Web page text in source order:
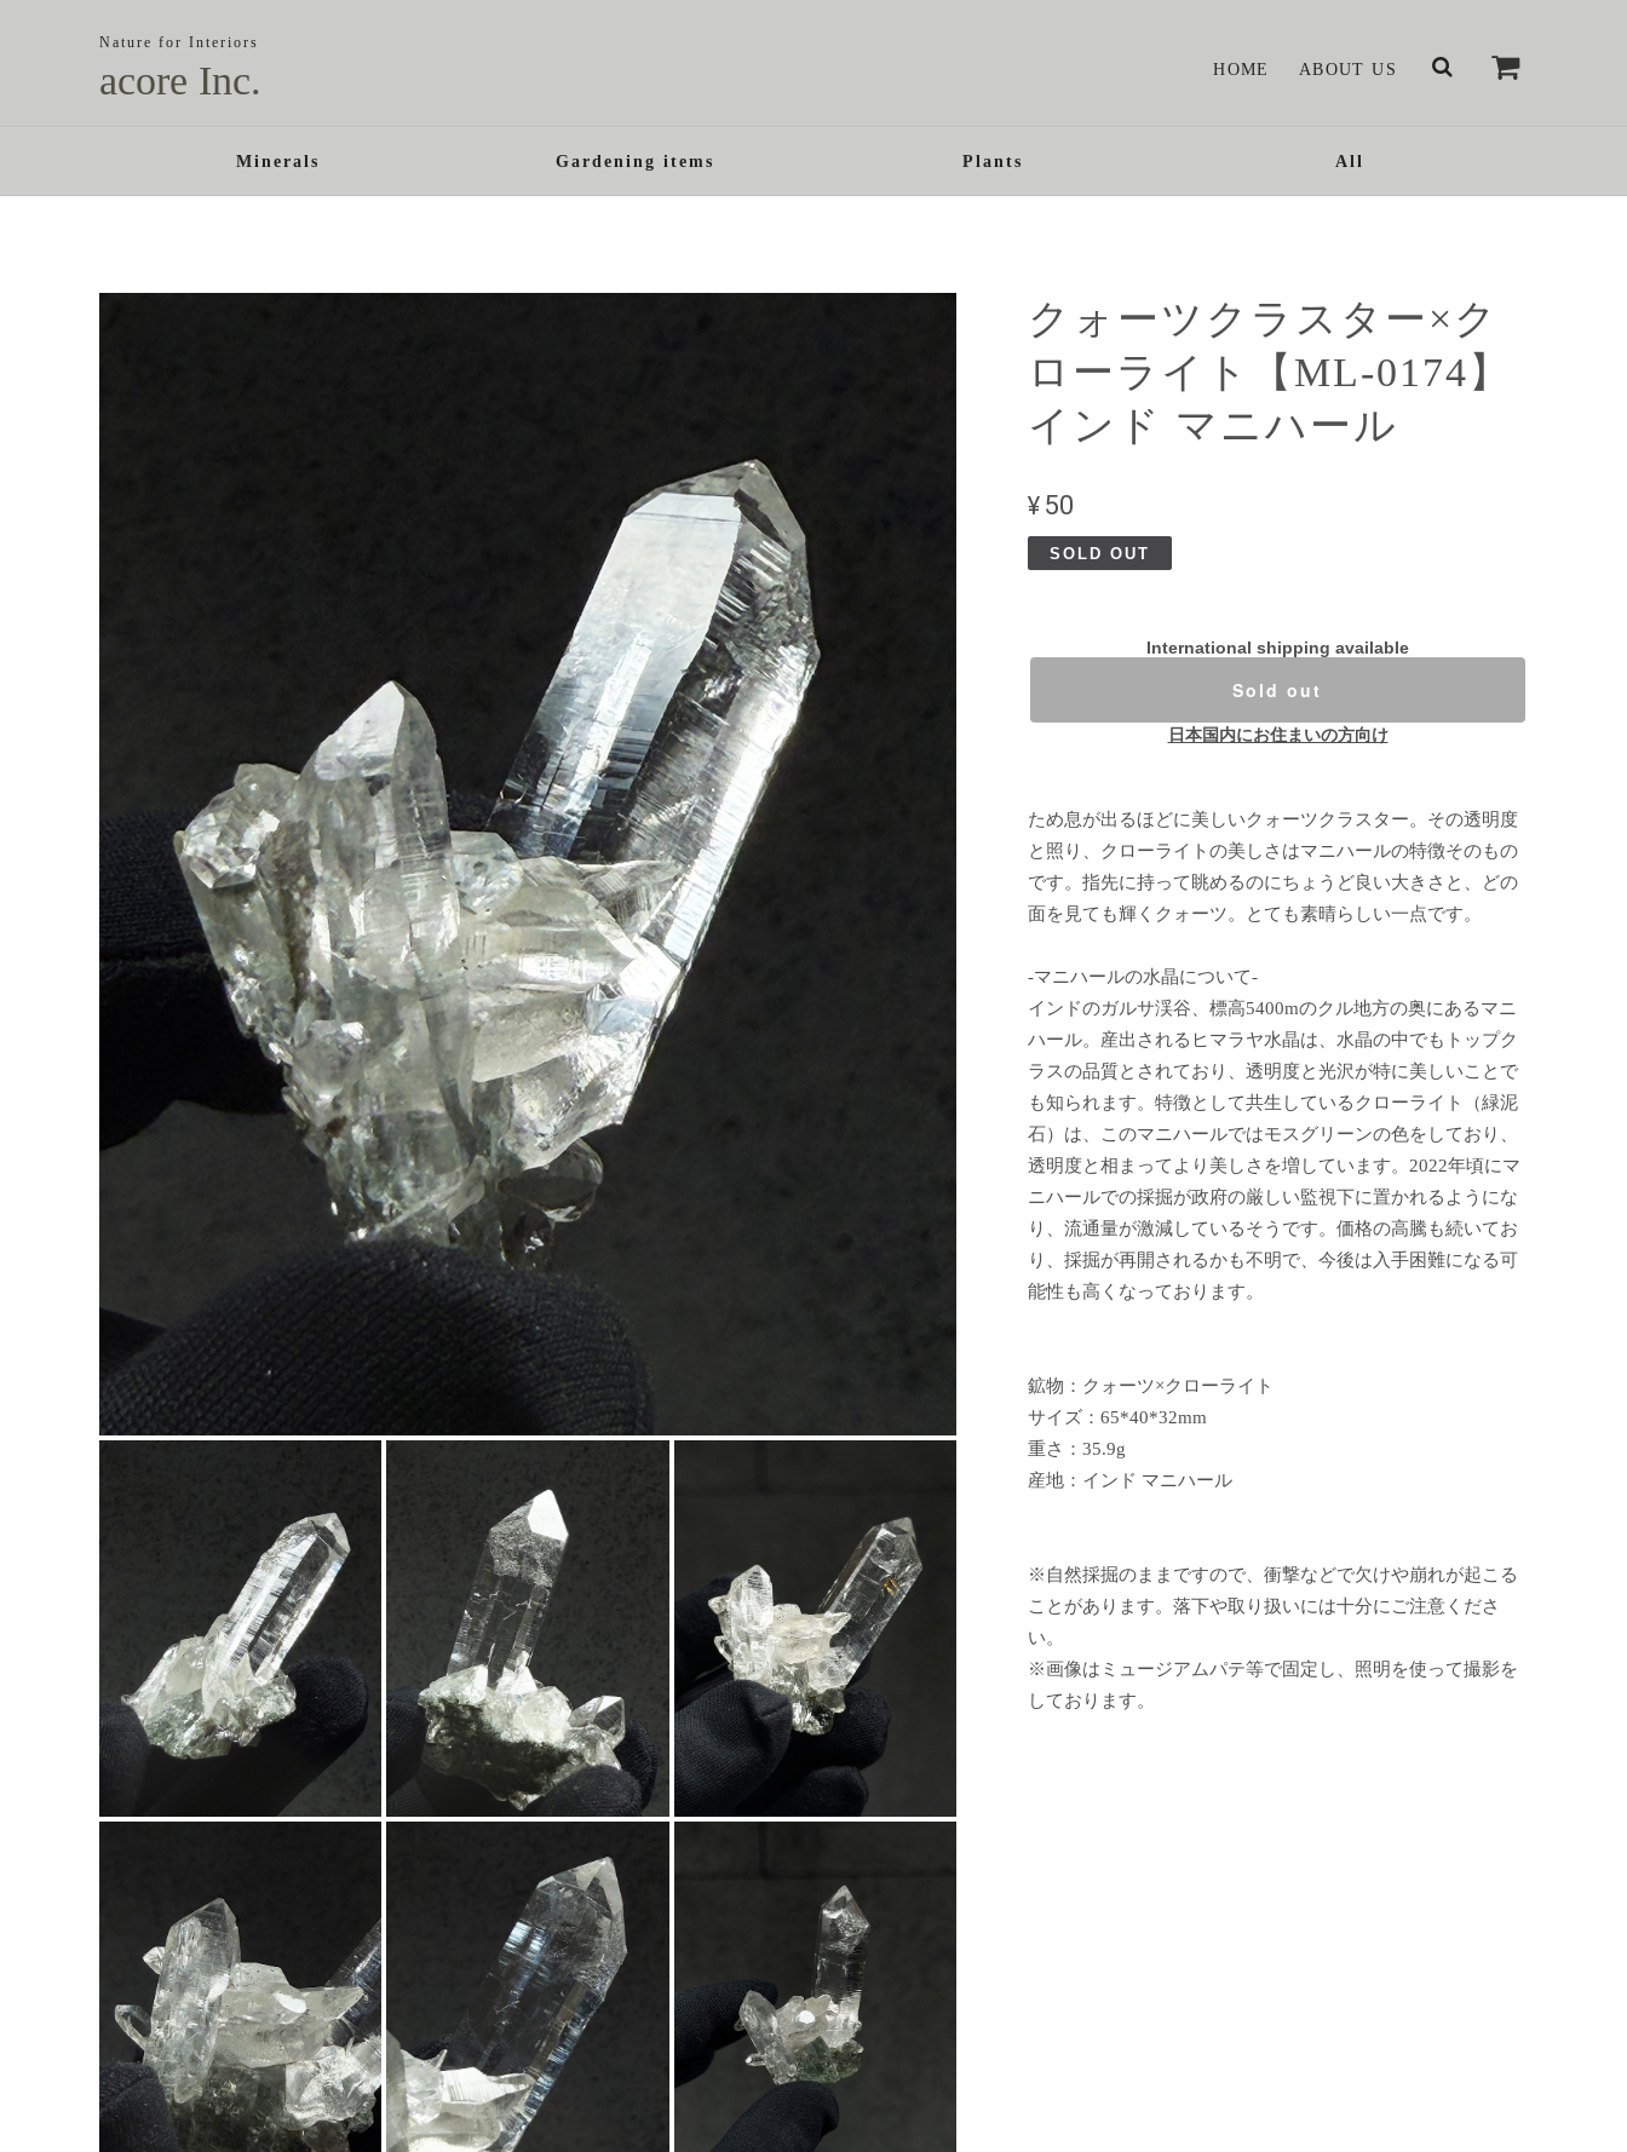
Nature for Interiors
acore Inc. HOME ABOUT US
Minerals Gardening items Plants All
クォーツクラスター×ク
ローライト【ML-0174】
インド マニハール
¥50
SOLD OUT
International shipping available
Sold out
日本国内にお住まいの方向け
ため息が出るほどに美しいクォーツクラスター。その透明度
と照り、クローライトの美しさはマニハールの特徴そのもの
です。指先に持って眺めるのにちょうど良い大きさと、どの
面を見ても輝くクォーツ。とても素晴らしい一点です。
-マニハールの水晶について-
インドのガルサ渓谷、標高5400mのクル地方の奥にあるマニ
ハール。産出されるヒマラヤ水晶は、水晶の中でもトップク
ラスの品質とされており、透明度と光沢が特に美しいことで
も知られます。特徴として共生しているクローライト（緑泥
石）は、このマニハールではモスグリーンの色をしており、
透明度と相まってより美しさを増しています。2022年頃にマ
ニハールでの採掘が政府の厳しい監視下に置かれるようにな
り、流通量が激減しているそうです。価格の高騰も続いてお
り、採掘が再開されるかも不明で、今後は入手困難になる可
能性も高くなっております。
鉱物：クォーツ×クローライト
サイズ：65*40*32mm
重さ：35.9g
産地：インド マニハール
※自然採掘のままですので、衝撃などで欠けや崩れが起こる
ことがあります。落下や取り扱いには十分にご注意くださ
い。
※画像はミュージアムパテ等で固定し、照明を使って撮影を
しております。